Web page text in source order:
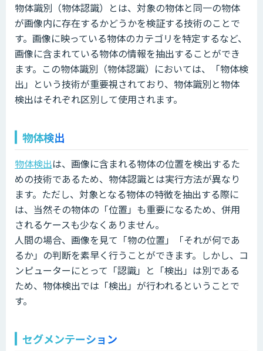
物体識別（物体認識）とは、対象の物体と同一の物体
が画像内に存在するかどうかを検証する技術のことで
す。画像に映っている物体のカテゴリを特定するなど、
画像に含まれている物体の情報を抽出することができ
ます。この物体識別（物体認識）においては、「物体検
出」という技術が重要視されており、物体識別と物体
検出はそれぞれ区別して使用されます。
物体検出
物体検出は、画像に含まれる物体の位置を検出するた
めの技術であるため、物体認識とは実行方法が異なり
ます。ただし、対象となる物体の特徴を抽出する際に
は、当然その物体の「位置」も重要になるため、併用
されるケースも少なくありません。
人間の場合、画像を見て「物の位置」「それが何であ
るか」の判断を素早く行うことができます。しかし、コ
ンピューターにとって「認識」と「検出」は別である
ため、物体検出では「検出」が行われるということで
す。
セグメンテーション